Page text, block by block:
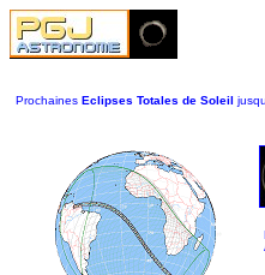
Prochaines Eclipses Totales de Soleil